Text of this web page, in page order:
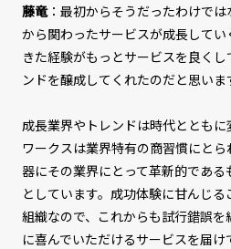
藤竜：最初からそうだったわけで
から関わったサービスが成長して
きた経験がもっとサービスを良く
ンドを醸成してくれたのだと思いま
成長業界やトレンドは時代ととも
ワークスは業界特有の商習慣にと
器にその業界にとって革新的であ
としています。成功体験に甘んじ
組織なので、これからも試行錯誤
に喜んでいただけるサービスを届け